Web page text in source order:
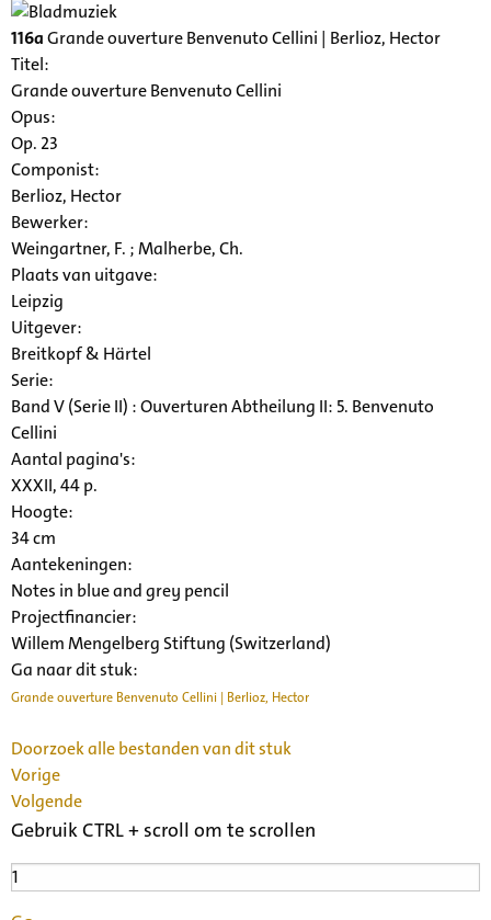
116aGrande ouverture Benvenuto Cellini | Berlioz, Hector
Titel:
Grande ouverture Benvenuto Cellini
Opus:
Op. 23
Componist:
Berlioz, Hector
Bewerker:
Weingartner, F. ; Malherbe, Ch.
Plaats van uitgave:
Leipzig
Uitgever:
Breitkopf & Härtel
Serie:
Band V (Serie II) : Ouverturen Abtheilung II: 5. Benvenuto
Cellini
Aantal pagina's:
XXXII, 44 p.
Hoogte:
34 cm
Aantekeningen:
Notes in blue and grey pencil
Projectfinancier:
Willem Mengelberg Stiftung (Switzerland)
Ga naar dit stuk:
Grande ouverture Benvenuto Cellini | Berlioz, Hector
Doorzoek alle bestanden van dit stuk
Vorige
Volgende
Gebruik CTRL + scroll om te scrollen